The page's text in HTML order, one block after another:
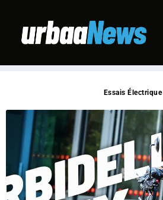
Essais Électrique